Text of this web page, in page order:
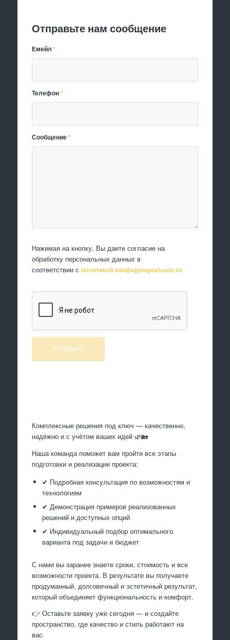
Отправьте нам сообщение
Емейл*
Телефон*
Сообщение*
Нажимая на кнопку, Вы даете согласие на
обработку персональных данных в
соответствии с политикой конфиденциальности
Комплексные решения под ключ — качественно,
надёжно и с учётом ваших идей 🌿🏡
Наша команда поможет вам пройти все этапы
подготовки и реализации проекта:
✔ Подробная консультация по возможностям и
технологиям
✔ Демонстрация примеров реализованных
решений и доступных опций
✔ Индивидуальный подбор оптимального
варианта под задачи и бюджет
С нами вы заранее знаете сроки, стоимость и все
возможности проекта. В результате вы получаете
продуманный, долговечный и эстетичный результат,
который объединяет функциональность и комфорт.
👉 Оставьте заявку уже сегодня — и создайте
пространство, где качество и стиль работают на
вас.